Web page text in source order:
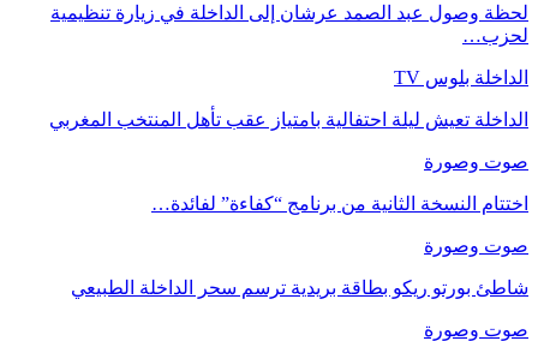
لحظة وصول عبد الصمد عرشان إلى الداخلة في زيارة تنظيمية
لحزب…
الداخلة بلوس TV
الداخلة تعيش ليلة احتفالية بامتياز عقب تأهل المنتخب المغربي
صوت وصورة
اختتام النسخة الثانية من برنامج “كفاءة” لفائدة…
صوت وصورة
شاطئ بورتو ريكو بطاقة بريدية ترسم سحر الداخلة الطبيعي
صوت وصورة